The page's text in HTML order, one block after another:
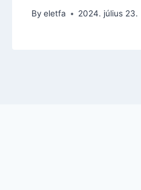
By eletfa 2024. július 23.